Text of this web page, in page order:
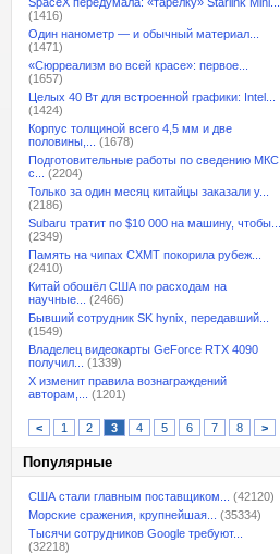
(1416)
Один нанометр — и обычный материал...
(1471)
«Сюрреализм во всей красе»: первое...
(1657)
Целых 40 Вт для встроенной графики: Intel...
(1424)
Корпус толщиной всего 4,5 мм и две
половины,...
(1678)
Подготовительные работы по сведению МКС
с...
(2204)
Только за один месяц китайцы заказали у...
(2186)
Subaru тратит по $10 000 на машину, чтобы...
(2349)
Память на чипах CXMT покорила рубеж...
(2410)
Китай обошёл США по расходам на
научные...
(2466)
Бывший сотрудник SK hynix, передавший...
(1549)
Владелец видеокарты GeForce RTX 4090
получил...
(1339)
X изменит правила вознаграждений
авторам,...
(1201)
< 1 2 3 4 5 6 7 8 >
Популярные
США стали главным поставщиком...
(42120)
Морские сражения, крупнейшая...
(35334)
Тысячи сотрудников Google требуют...
(32218)